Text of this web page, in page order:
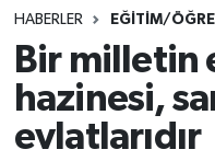
HABERLER EĞİTİM/
Bir milletin
hazinesi,
evlatlarıdır
YARIŞMA/
ANKET
MEVZUAT/